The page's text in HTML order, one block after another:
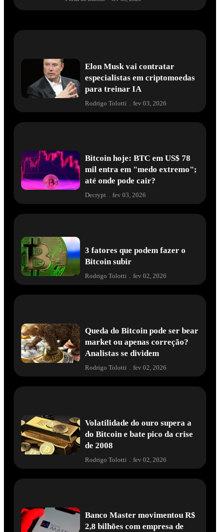
Elon Musk vai contratar
especialistas em criptomoedas
para treinar IA
Rodrigo Tolotti fev 03, 2026
Bitcoin hoje: BTC em US$ 78
mil entra em "medo extremo";
até onde pode cair?
Decrypt . fev 03, 2026
3 fatores que podem fazer o
Bitcoin subir
Rodrigo Tolotti fev 02, 2026
Queda do Bitcoin pode ser bear
market ou apenas correção?
Analistas se dividem
Rodrigo Tolotti . fev 02, 2026
Volatilidade do ouro supera a
do Bitcoin e bate pico da crise
de 2008
Rodrigo Tolotti . fev 02, 2026
Banco Master movimentou R$
2,8 bilhões com empresa de